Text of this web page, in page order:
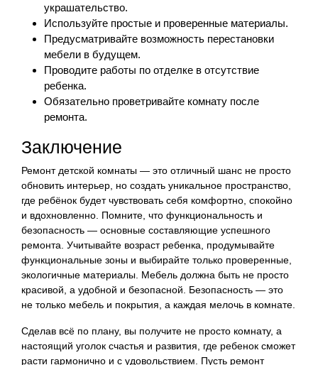
украшательство.
Используйте простые и проверенные материалы.
Предусматривайте возможность перестановки
мебели в будущем.
Проводите работы по отделке в отсутствие
ребенка.
Обязательно проветривайте комнату после
ремонта.
Заключение
Ремонт детской комнаты — это отличный шанс не просто
обновить интерьер, но создать уникальное пространство,
где ребёнок будет чувствовать себя комфортно, спокойно
и вдохновленно. Помните, что функциональность и
безопасность — основные составляющие успешного
ремонта. Учитывайте возраст ребенка, продумывайте
функциональные зоны и выбирайте только проверенные,
экологичные материалы. Мебель должна быть не просто
красивой, а удобной и безопасной. Безопасность — это
не только мебель и покрытия, а каждая мелочь в комнате.
Сделав всё по плану, вы получите не просто комнату, а
настоящий уголок счастья и развития, где ребенок сможет
расти гармонично и с удовольствием. Пусть ремонт